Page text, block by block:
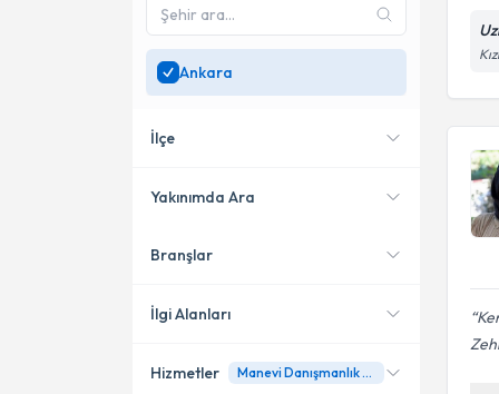
SadeceAnkara
uzman ara
Ankara
İlçe
Çankaya
Etimesgut
Yakınımda Ara
Konumuma yakın uzmanları
Branşlar
Psikoloji
İlgi Alanları
Hizmetler Manevi Danışmanlık ve Rehberlik